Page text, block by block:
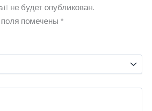
не будет опубликован.
помечены *